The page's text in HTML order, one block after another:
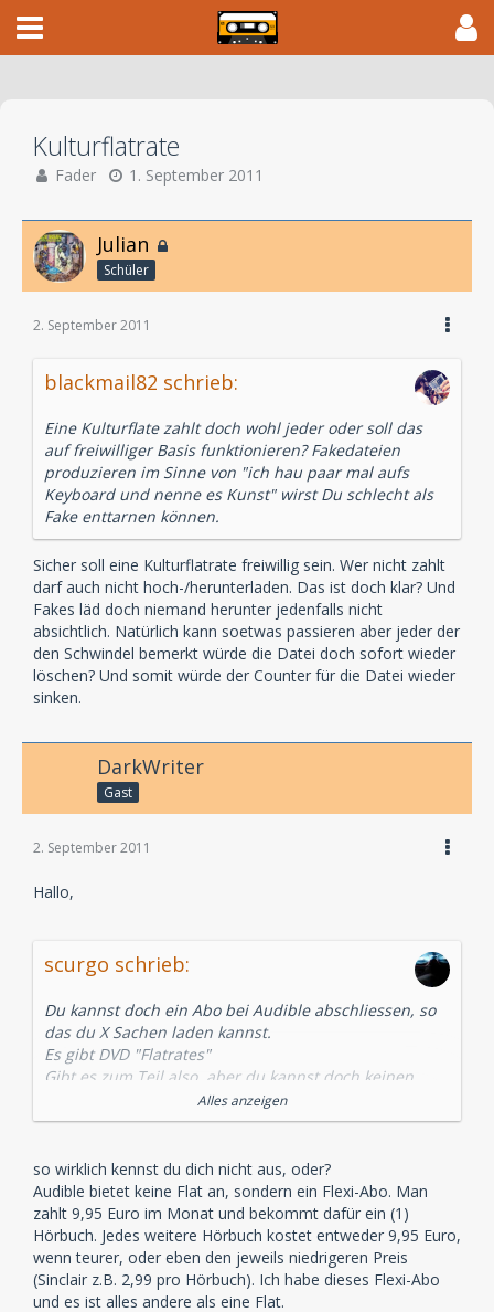
Kulturflatrate
Fader 1. September 2011
Julian
Schüler
2. September 2011
blackmail82 schrieb:
Eine Kulturflate zahlt doch wohl jeder oder soll das
auf freiwilliger Basis funktionieren? Fakedateien
produzieren im Sinne von "ich hau paar mal aufs
Keyboard und nenne es Kunst" wirst Du schlecht als
Fake enttarnen können.
Sicher soll eine Kulturflatrate freiwillig sein. Wer nicht zahlt
darf auch nicht hoch-/herunterladen. Das ist doch klar? Und
Fakes läd doch niemand herunter jedenfalls nicht
absichtlich. Natürlich kann soetwas passieren aber jeder der
den Schwindel bemerkt würde die Datei doch sofort wieder
löschen? Und somit würde der Counter für die Datei wieder
sinken.
DarkWriter
Gast
2. September 2011
Hallo,
scurgo schrieb:
Du kannst doch ein Abo bei Audible abschliessen, so
das du X Sachen laden kannst.
Es gibt DVD "Flatrates"
Gibt es zum Teil also, aber du kannst doch keinen
zwingen das zu nutzen oder deine Produkte da
einzustellen.
Weil es nichts anderes ist, denn das Prinzip der
"Kulturflatrate" wie hier vorgeschlagen KANN schon
nicht funktionieren weil es allen Gesetzen der freien
Marktwirtschaft widerspricht.
Alles anzeigen
so wirklich kennst du dich nicht aus, oder?
Audible bietet keine Flat an, sondern ein Flexi-Abo. Man
zahlt 9,95 Euro im Monat und bekommt dafür ein (1)
Hörbuch. Jedes weitere Hörbuch kostet entweder 9,95 Euro,
wenn teurer, oder eben den jeweils niedrigeren Preis
(Sinclair z.B. 2,99 pro Hörbuch). Ich habe dieses Flexi-Abo
und es ist alles andere als eine Flat.